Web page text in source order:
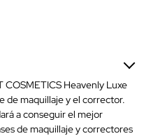
COSMETICS Heavenly Luxe
de maquillaje y el corrector.
a conseguir el mejor
de maquillaje y correctores